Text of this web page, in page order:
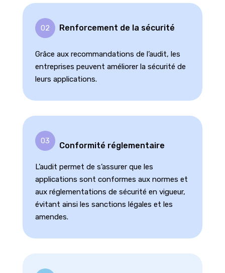
02 Renforcement de la sécurité
Grâce aux recommandations de l’audit, les
entreprises peuvent améliorer la sécurité de
leurs applications.
03
Conformité réglementaire
L’audit permet de s’assurer que les
applications sont conformes aux normes et
aux réglementations de sécurité en vigueur,
évitant ainsi les sanctions légales et les
amendes.